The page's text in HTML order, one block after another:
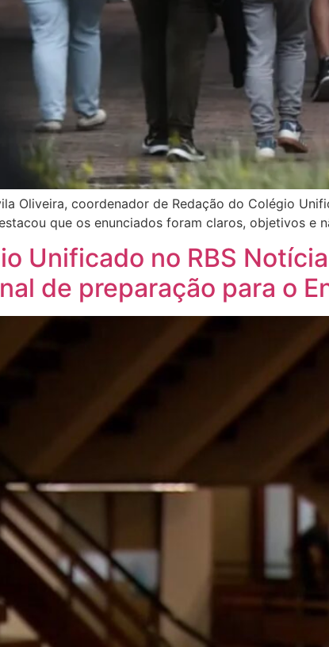
Oliveira, coordenador de Redação do Colégio
que os enunciados foram claros, objetivos e
Unificado no RBS
de preparação para o